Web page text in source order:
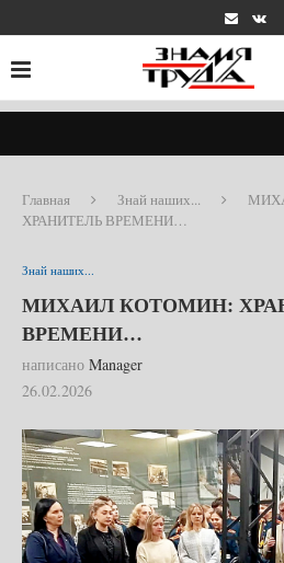
Главная Знай наших...
ХРАНИТЕЛЬ ВРЕМЕНИ…
Знай наших...
МИХАИЛ КОТОМИН:
ВРЕМЕНИ…
написано Manager
26.02.2026